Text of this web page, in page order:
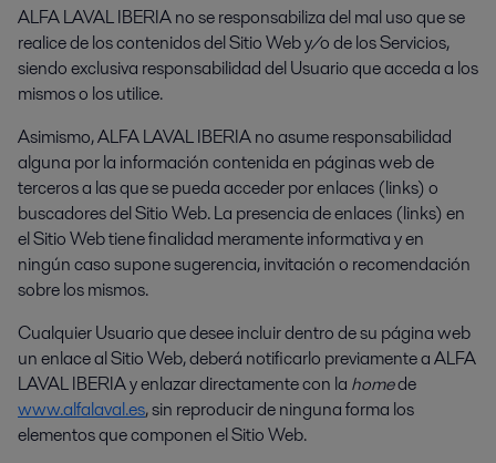
ALFA LAVAL IBERIA no se responsabiliza del mal uso que se
realice de los contenidos del Sitio Web y/o de los Servicios,
siendo exclusiva responsabilidad del Usuario que acceda a los
mismos o los utilice.
Asimismo, ALFA LAVAL IBERIA no asume responsabilidad
alguna por la información contenida en páginas web de
terceros a las que se pueda acceder por enlaces (links) o
buscadores del Sitio Web. La presencia de enlaces (links) en
el Sitio Web tiene finalidad meramente informativa y en
ningún caso supone sugerencia, invitación o recomendación
sobre los mismos.
Cualquier Usuario que desee incluir dentro de su página web
un enlace al Sitio Web, deberá notificarlo previamente a ALFA
LAVAL IBERIA y enlazar directamente con la homede
www.alfalaval.es, sin reproducir de ninguna forma los
elementos que componen el Sitio Web.